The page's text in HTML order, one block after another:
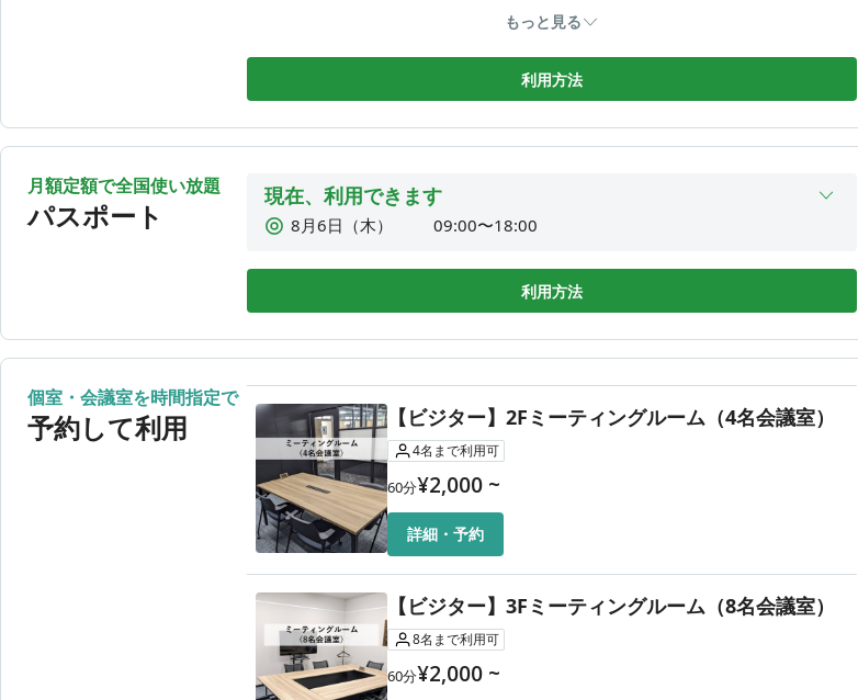
1DAY利用 2,200
もっと見る
利用方法
月額定額で全国使い放題
パスポート
現在、利用できます
8月6日（木）
09:00〜18:00
09:00〜18:00
8月10日（月）
09:00〜18:00
8月11日（火）
利用時間外
8月12日（水）
利用時間外
利用方法
個室・会議室を時間指定で
予約して利用 【ビジター】2Fミーティングルーム（4名会議室）
4名 まで利用可
60分¥2,000 ~
詳細・予約
【ビジター】3Fミーティングルーム（8名会議室）
8名 まで利用可
60分¥2,000 ~